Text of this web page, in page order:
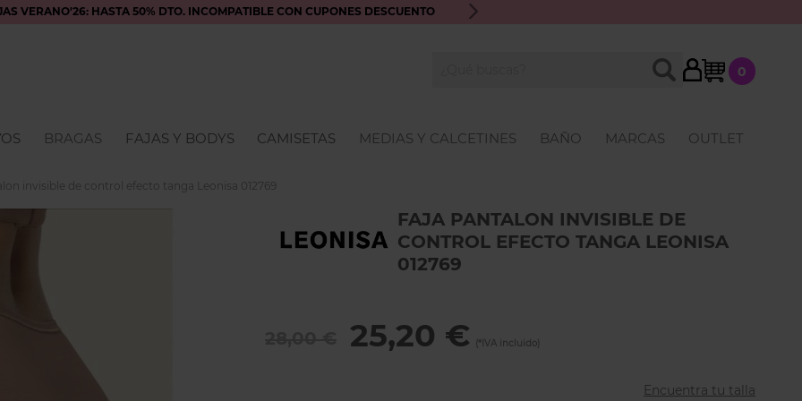
VERANO'26: HASTA 50% DTO. INCOMPATIBLE CON CUPONES DESCUENTO ENVÍO GRATIS A PARTIR DE 70€ · ATENCIÓN
My Cart
0
BUSCAR
BRAGAS FAJAS Y BODYS CAMISETAS MEDIAS Y CALCETINES BAÑO MARCAS OUTLET
invisible de control efecto tanga Leonisa 012769
FAJA PANTALON INVISIBLE DE
CONTROL EFECTO TANGA LEONISA
012769
25,20 €
Encuentra tu talla